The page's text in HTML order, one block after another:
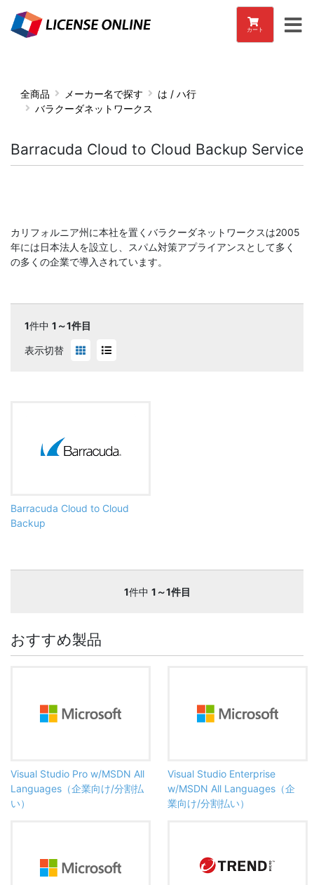
カート
全商品 メーカー名で探す
は / ハ行
バラクーダネットワークス
Barracuda Cloud to Cloud Backup Service
カリフォルニア州に本社を置くバラクーダネットワークスは2005
年には日本法人を設立し、スパム対策アプライアンスとして多く
の多くの企業で導入されています。
1件中 1～1件目
表示切替
Barracuda Cloud to Cloud
Backup
1件中 1～1件目
おすすめ製品
Visual Studio Pro w/MSDN All
Languages（企業向け/分割払
い）
Visual Studio Enterprise
w/MSDN All Languages（企
業向け/分割払い）